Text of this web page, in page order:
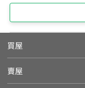
買屋
賣屋